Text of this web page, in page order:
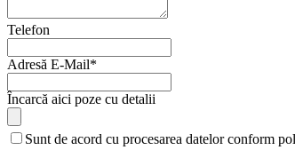
Telefon
Adresă E-Mail*
Încarcă aici poze cu detalii
Sunt de acord cu procesarea datelor conform